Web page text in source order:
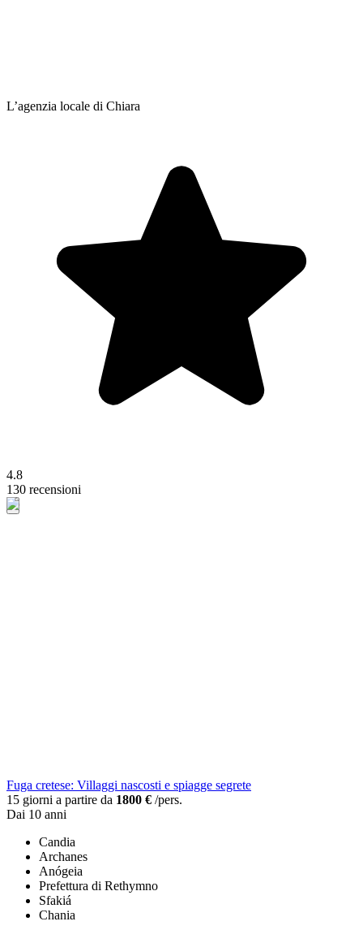
L’agenzia locale di Chiara
4.8
130 recensioni
Fuga cretese: Villaggi nascosti e spiagge segrete
15 giorni a partire da 1800 € /pers.
Dai 10 anni
Candia
Archanes
Anógeia
Prefettura di Rethymno
Sfakiá
Chania